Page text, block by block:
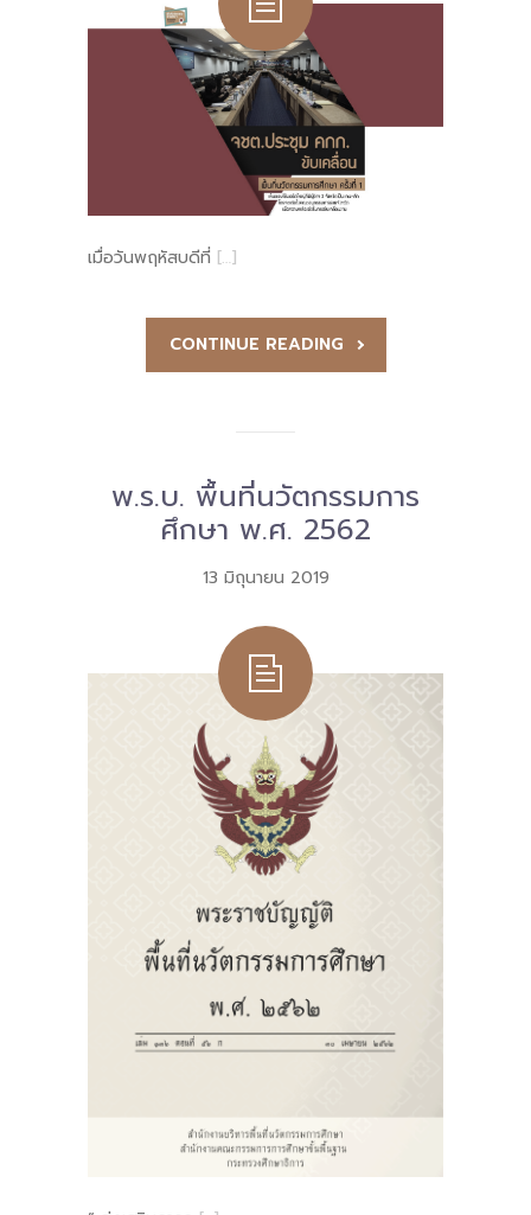
เมื่อวันพฤหัสบดีที่ […]
CONTINUE READING
พ.ร.บ. พื้นที่นวัตกรรมการ
ศึกษา พ.ศ. 2562
13 มิถุนายน 2019